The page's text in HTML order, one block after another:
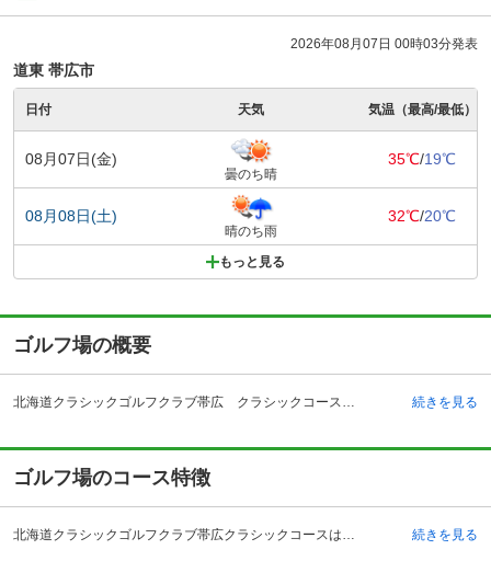
2026年08月07日 00時03分発表
道東 帯広市
日付 天気 気温（最高/最低）
08月07日(金)
曇のち晴
35℃/19℃
08月08日(土)
晴のち雨
32℃/20℃
もっと見る
ゴルフ場の概要
北海道クラシックゴルフクラブ帯広 クラシックコース（北海道クラシックＧＣ 帯広Ｃ）の予約ならじゃらんゴルフ。カートの有無や利用税、キャンセル料、ナイター設備、駐車場などのコース情報はもちろん、口コミ、フォトギャラリーなどコースの難易度や攻略に役立つ情報充実、予約する度にポイントが貯まるのでお得にゴルフをお楽しみ頂けます。 北海道上川郡清水町に位置する北海道クラシックゴルフクラブ帯広クラシックコースは、帯広市外より約5キロメートル、札幌市外より約3キロメートルと交通立地が良いです。近隣に有名ホテルも多数あるため、宿泊してのゴルフが楽しめます。クラシックコースは戦略性の高いオールベントコースです。1997年にオープンし、おおらかな丘陵を活かしたコースはファンも多いです。クラブハウスは北欧風で雄大な自然と調和しています。全体的に高級感のある設計で、レストランでは正面にコースを一望出来ます。ウッドデッキや広々としたロッカールームなどプレーをサポートする設備が整っています。また、品揃え豊富なショップ、檜の香りが疲れた体を癒してくれる大浴場などもあります。 続きを見る
ゴルフ場のコース特徴
北海道クラシックゴルフクラブ帯広クラシックコースは、おおらかな丘陵を活かした全18ホールです。フェアウェイがとてもゆったりしており、ホール同士の間も広いです。コースの設計は株式会社クラシックが独自に設計しており、同じ敷地内にあるメイプルコースとは趣の異なるゴルフが楽しめます。名物になっているのは6番ホールです。430ヤード・パー5のミドルホールですが、フェアウェイ右からグリーンまで大きな池が配置されています。フェアウェイには傾斜が緩やかにかかっているので、ラインを読む事が攻略の鍵になります。10番ホールは622ヤードとコース内で最長のロングホールです。少しずつ右にドッグレッグとなっていますが、コースは癖が少なく気持ちよくスイングする事が出来ます。 続きを見る